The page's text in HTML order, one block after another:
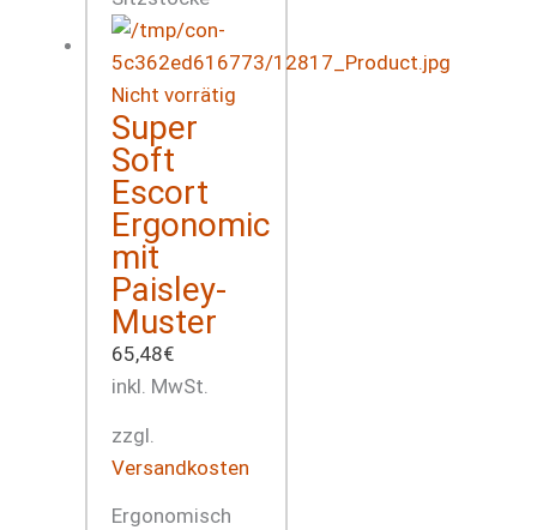
Nicht vorrätig
Super
Soft
Escort
Ergonomic
mit
Paisley-
Muster
65,48€
inkl. MwSt.
zzgl.
Versandkosten
Ergonomisch